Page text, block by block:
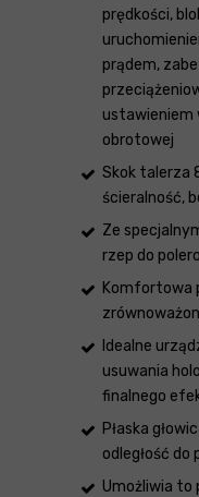
prędkości,
prądem,
ustawieniem
obrotowej
Skok talerza
ścieralność,
Ze
rzep do
Komfortowa
Idealne
usuwania
finalnego
Płaska
odległość do
Umożliwia to